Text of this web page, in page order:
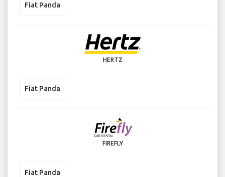
Fiat Panda
HERTZ
Fiat Panda
FIREFLY
Fiat Panda